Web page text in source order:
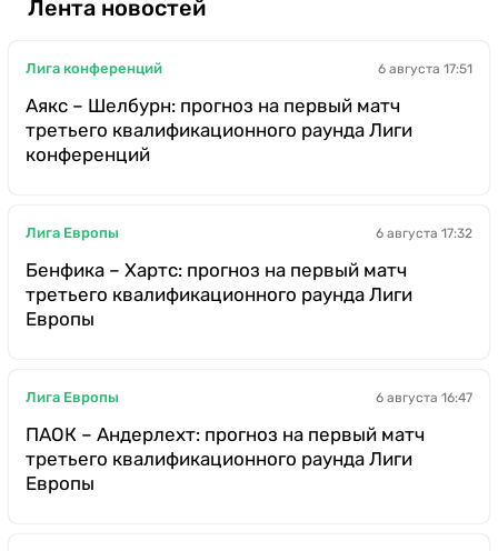
Лента новостей
Лига конференций 6 августа 17:51
Аякс – Шелбурн: прогноз на первый матч
третьего квалификационного раунда Лиги
конференций
Лига Европы 6 августа 17:32
Бенфика – Хартс: прогноз на первый матч
третьего квалификационного раунда Лиги
Европы
Лига Европы 6 августа 16:47
ПАОК – Андерлехт: прогноз на первый матч
третьего квалификационного раунда Лиги
Европы